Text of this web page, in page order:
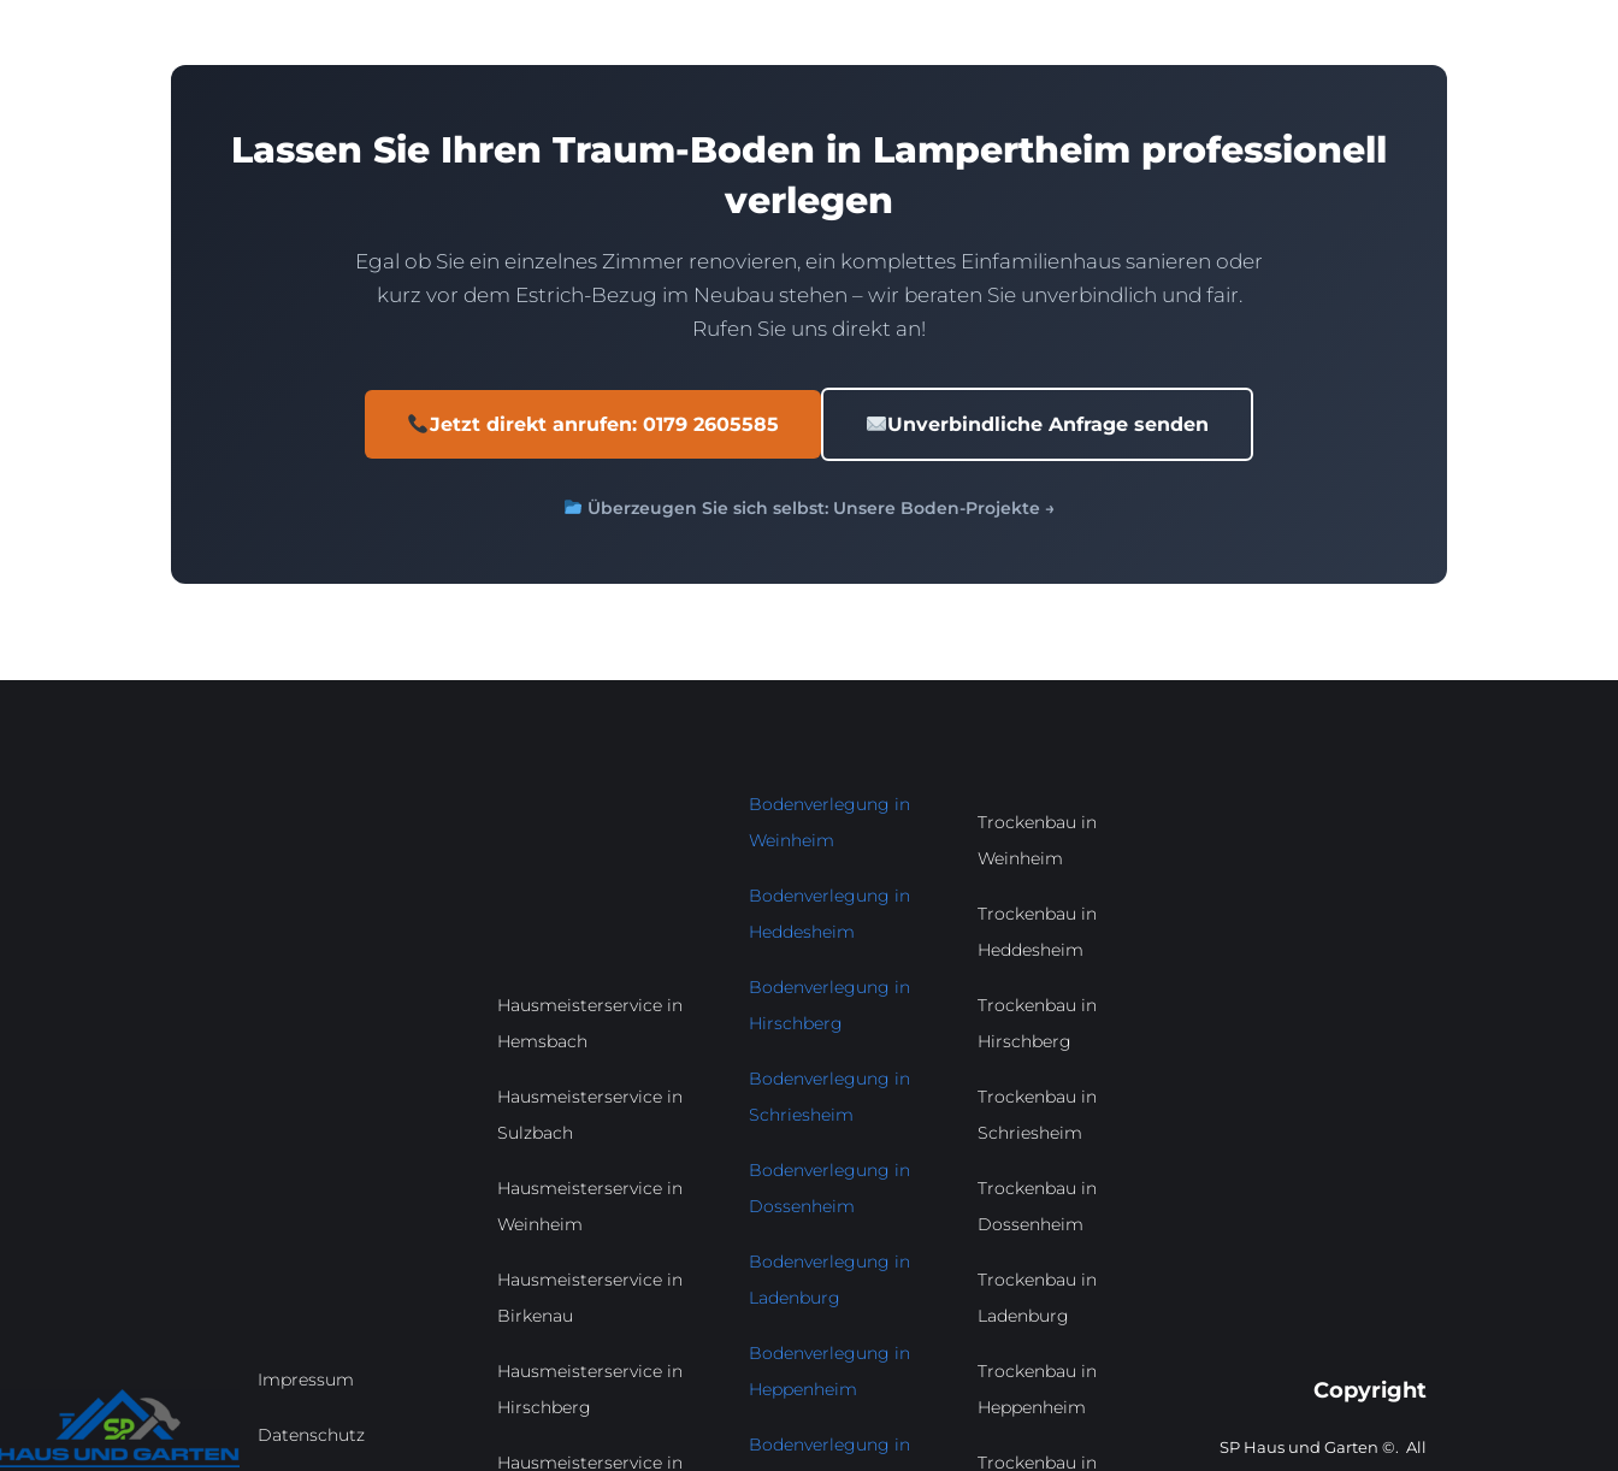
Lassen Sie Ihren Traum-Boden in Lampertheim professionell
verlegen
Egal ob Sie ein einzelnes Zimmer renovieren, ein komplettes Einfamilienhaus sanieren oder
kurz vor dem Estrich-Bezug im Neubau stehen – wir beraten Sie unverbindlich und fair.
Rufen Sie uns direkt an!
Jetzt direkt anrufen: 0179 2605585 Unverbindliche Anfrage senden
Überzeugen Sie sich selbst: Unsere Boden-Projekte →
Impressum
Datenschutz
Hausmeisterservice in
Hemsbach
Hausmeisterservice in
Sulzbach
Hausmeisterservice in
Weinheim
Hausmeisterservice in
Birkenau
Hausmeisterservice in
Hirschberg
Hausmeisterservice in
Bodenverlegung in
Weinheim
Bodenverlegung in
Heddesheim
Bodenverlegung in
Hirschberg
Bodenverlegung in
Schriesheim
Bodenverlegung in
Dossenheim
Bodenverlegung in
Ladenburg
Bodenverlegung in
Heppenheim
Bodenverlegung in
Trockenbau in
Weinheim
Trockenbau in
Heddesheim
Trockenbau in
Hirschberg
Trockenbau in
Schriesheim
Trockenbau in
Dossenheim
Trockenbau in
Ladenburg
Trockenbau in
Heppenheim
Trockenbau in
Copyright
SP Haus und Garten ©. All